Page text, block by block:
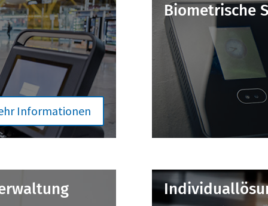
Informationen
Biometrische